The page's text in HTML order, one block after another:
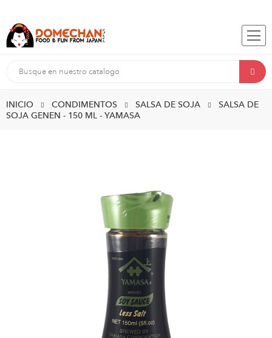
INICIO CONDIMENTOS SALSA DE SOJA
SALSA DE
SOJA GENEN - 150 ML - YAMASA